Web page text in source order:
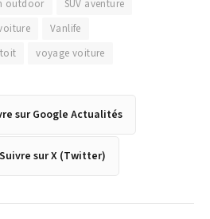
outdoor
SUV aventure
Vanlife
voyage voiture
sur Google Actualités
Suivre sur X (Twitter)